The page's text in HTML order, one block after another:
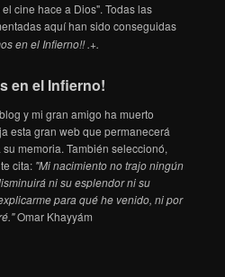
cine hace a Dios". Todas las
aquí han sido conseguidas
en el Infierno!! .+.
en el Infierno!
y mi gran amigo ha muerto
esta gran web que permanecerá
memoria. También seleccionó,
cita: "Mi nacimiento no trajo ningún
ni su esplendor ni su
para qué he venido, ni por
Omar Khayyám